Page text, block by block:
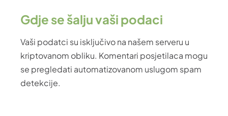
Gdje se šalju vaši podaci
Vaši podatci su isključivo na našem serveru u
kriptovanom obliku. Komentari posjetilaca mogu
se pregledati automatizovanom uslugom spam
detekcije.